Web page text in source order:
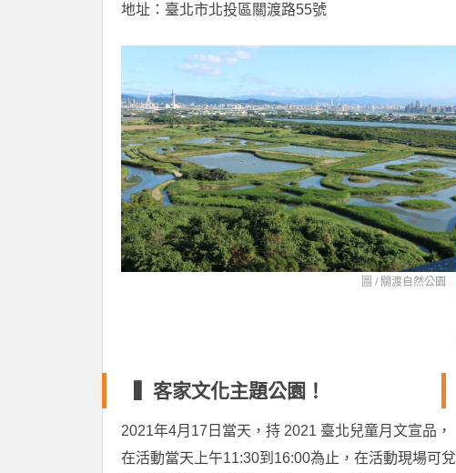
地址：臺北市北投區關渡路55號
圖 / 關渡自然公園
▍客家文化主題公園！
2021年4月17日當天，持 2021 臺北兒童月文宣品，
在活動當天上午11:30到16:00為止，在活動現場可兌